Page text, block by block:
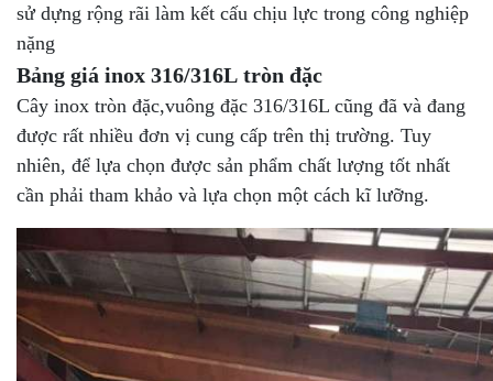
sử dựng rộng rãi làm kết cấu chịu lực trong công nghiệp
nặng
Bảng giá inox 316/316L tròn đặc
Cây inox tròn đặc,vuông đặc 316/316L cũng đã và đang
được rất nhiều đơn vị cung cấp trên thị trường. Tuy
nhiên, để lựa chọn được sản phẩm chất lượng tốt nhất
cần phải tham khảo và lựa chọn một cách kĩ lưỡng.